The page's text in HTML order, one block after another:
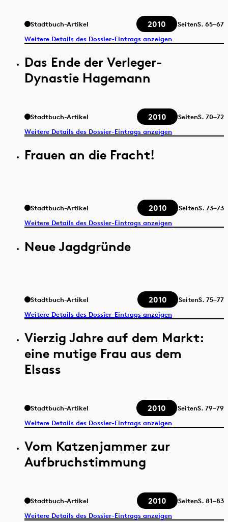
Stadtbuch-Artikel 2010 SeitenS. 65–67
Weitere Details des Dossier-Eintrags anzeigen
Das Ende der Verleger-
Dynastie Hagemann
Stadtbuch-Artikel 2010 SeitenS. 70–72
Weitere Details des Dossier-Eintrags anzeigen
Frauen an die Fracht!
Stadtbuch-Artikel 2010 SeitenS. 73–73
Weitere Details des Dossier-Eintrags anzeigen
Neue Jagdgründe
Stadtbuch-Artikel 2010 SeitenS. 75–77
Weitere Details des Dossier-Eintrags anzeigen
Vierzig Jahre auf dem Markt:
eine mutige Frau aus dem
Elsass
Stadtbuch-Artikel 2010 SeitenS. 79–79
Weitere Details des Dossier-Eintrags anzeigen
Vom Katzenjammer zur
Aufbruchstimmung
Stadtbuch-Artikel 2010 SeitenS. 81–83
Weitere Details des Dossier-Eintrags anzeigen